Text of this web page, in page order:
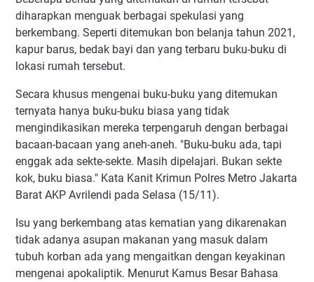
diharapkan menguak berbagai spekulasi yang
berkembang. Seperti ditemukan bon belanja tahun 2021,
kapur barus, bedak bayi dan yang terbaru buku-buku di
lokasi rumah tersebut.
Secara khusus mengenai buku-buku yang ditemukan
ternyata hanya buku-buku biasa yang tidak
mengindikasikan mereka terpengaruh dengan berbagai
bacaan-bacaan yang aneh-aneh. "Buku-buku ada, tapi
enggak ada sekte-sekte. Masih dipelajari. Bukan sekte
kok, buku biasa." Kata Kanit Krimun Polres Metro Jakarta
Barat AKP Avrilendi pada Selasa (15/11).
Isu yang berkembang atas kematian yang dikarenakan
tidak adanya asupan makanan yang masuk dalam
tubuh korban ada yang mengaitkan dengan keyakinan
mengenai apokaliptik. Menurut Kamus Besar Bahasa